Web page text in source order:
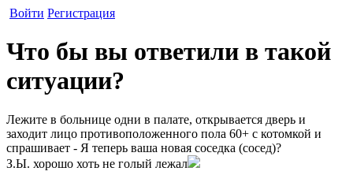
Войти Регистрация
Что бы вы ответили в такой
ситуации?
Лежите в больнице одни в палате, открывается дверь и
заходит лицо противоположенного пола 60+ с котомкой и
спрашивает - Я теперь ваша новая соседка (сосед)?
З.Ы. хорошо хоть не голый лежал